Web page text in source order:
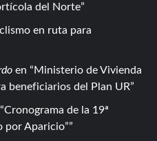
del Norte
en ruta para
en
Ministerio de Vivienda
beneficiarios del Plan UR
Cronograma de la 19ª
por Aparicio”